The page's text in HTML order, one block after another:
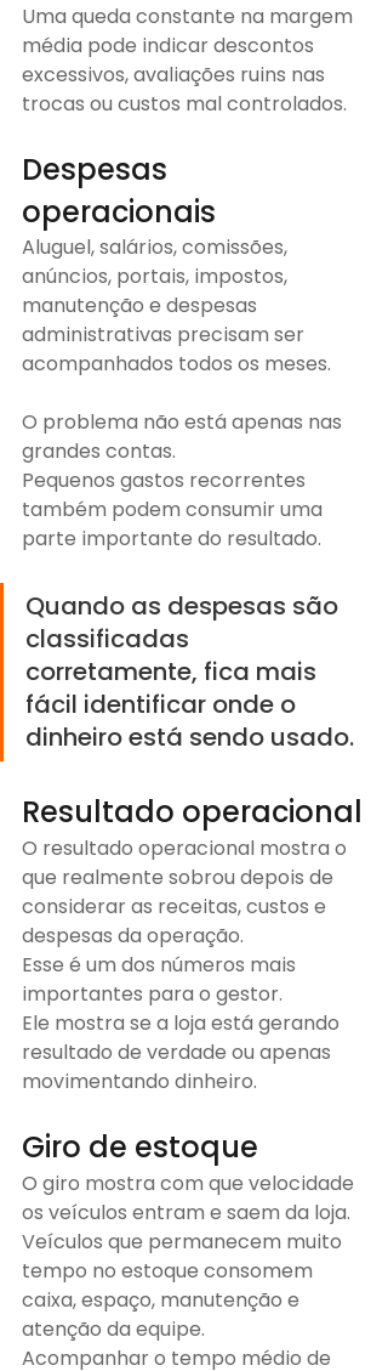
Uma queda constante na margem
média pode indicar descontos
excessivos, avaliações ruins nas
trocas ou custos mal controlados.
Despesas
operacionais
Aluguel, salários, comissões,
anúncios, portais, impostos,
manutenção e despesas
administrativas precisam ser
acompanhados todos os meses.
O problema não está apenas nas
grandes contas.
Pequenos gastos recorrentes
também podem consumir uma
parte importante do resultado.
Quando as despesas são
classificadas
corretamente, fica mais
fácil identificar onde o
dinheiro está sendo usado.
Resultado operacional
O resultado operacional mostra o
que realmente sobrou depois de
considerar as receitas, custos e
despesas da operação.
Esse é um dos números mais
importantes para o gestor.
Ele mostra se a loja está gerando
resultado de verdade ou apenas
movimentando dinheiro.
Giro de estoque
O giro mostra com que velocidade
os veículos entram e saem da loja.
Veículos que permanecem muito
tempo no estoque consomem
caixa, espaço, manutenção e
atenção da equipe.
Acompanhar o tempo médio de